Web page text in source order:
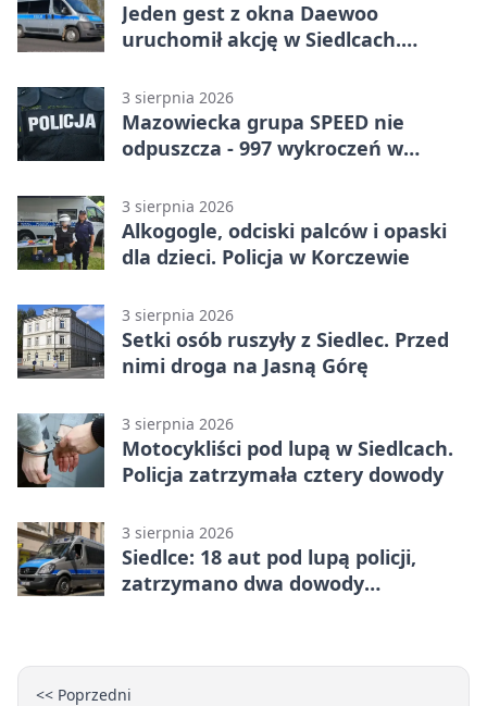
Jeden gest z okna Daewoo
uruchomił akcję w Siedlcach.
3 sierpnia 2026
Mazowiecka grupa SPEED nie
odpuszcza - 997 wykroczeń w
3 sierpnia 2026
Alkogogle, odciski palców i opaski
dla dzieci. Policja w Korczewie
3 sierpnia 2026
Setki osób ruszyły z Siedlec. Przed
nimi droga na Jasną Górę
3 sierpnia 2026
Motocykliści pod lupą w Siedlcach.
Policja zatrzymała cztery dowody
3 sierpnia 2026
Siedlce: 18 aut pod lupą policji,
zatrzymano dwa dowody
<< Poprzedni